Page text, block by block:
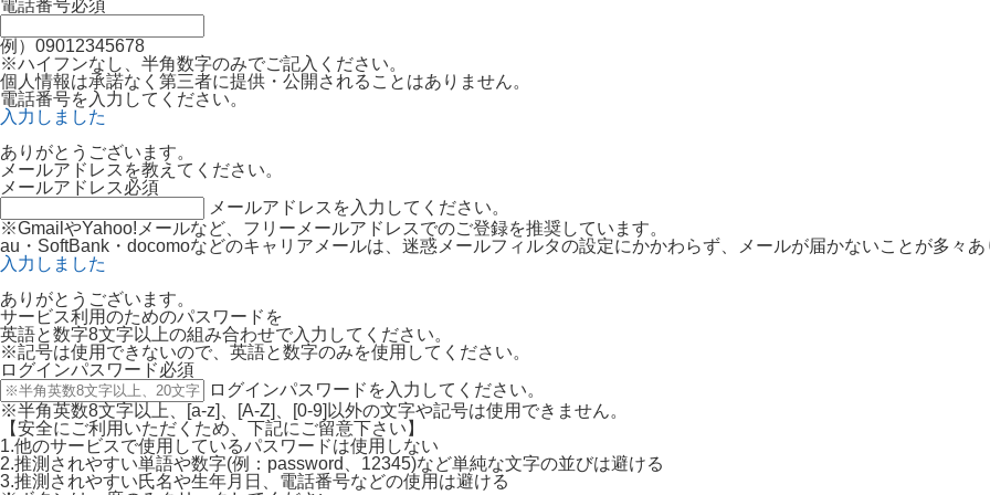
電話番号必須
例）09012345678
※ハイフンなし、半角数字のみでご記入ください。
個人情報は承諾なく第三者に提供・公開されることはありません。
電話番号を入力してください。
入力しました
ありがとうございます。
メールアドレスを教えてください。
メールアドレス必須
メールアドレスを入力してください。
※GmailやYahoo!メールなど、フリーメールアドレスでのご登録を推奨しています。
au・SoftBank・docomoなどのキャリアメールは、迷惑メールフィルタの設定にかかわらず、メールが届かないことが多々あ
入力しました
ありがとうございます。
サービス利用のためのパスワードを
英語と数字8文字以上の組み合わせで入力してください。
※記号は使用できないので、英語と数字のみを使用してください。
ログインパスワード必須
ログインパスワードを入力してください。
※半角英数8文字以上、[a-z]、[A-Z]、[0-9]以外の文字や記号は使用できません。
【安全にご利用いただくため、下記にご留意下さい】
1.他のサービスで使用しているパスワードは使用しない
2.推測されやすい単語や数字(例：password、12345)など単純な文字の並びは避ける
3.推測されやすい氏名や生年月日、電話番号などの使用は避ける